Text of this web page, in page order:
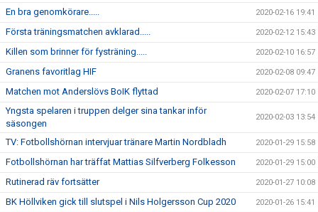
En bra genomkörare..... 2020-02-16 19:41
Första träningsmatchen avklarad..... 2020-02-12 15:43
Killen som brinner för fysträning..... 2020-02-10 16:57
Granens favoritlag HIF 2020-02-08 09:47
Matchen mot Anderslövs BoIK flyttad 2020-02-07 17:10
Yngsta spelaren i truppen delger sina tankar inför
säsongen
2020-02-03 13:54
TV: Fotbollshörnan intervjuar tränare Martin Nordbladh 2020-01-29 15:58
Fotbollshörnan har träffat Mattias Silfverberg Folkesson 2020-01-29 15:00
Rutinerad räv fortsätter 2020-01-27 10:08
BK Höllviken gick till slutspel i Nils Holgersson Cup 2020 2020-01-26 15:41